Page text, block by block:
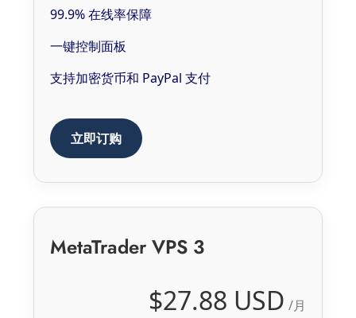
99.9% 在线率保障
一键控制面板
支持加密货币和 PayPal 支付
立即订购
MetaTrader VPS 3
$27.88 USD /月